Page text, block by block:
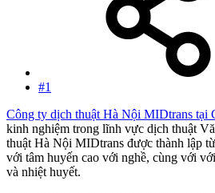
#1
Công ty dịch thuật Hà Nội MIDtrans tại
kinh nghiệm trong lĩnh vực dịch thuật
thuật Hà Nội MIDtrans được thành lập
với tâm huyến cao với nghề, cùng với
và nhiệt huyết.